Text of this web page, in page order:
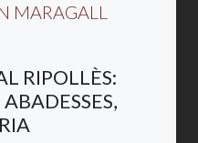
MARAGALL
RIPOLLÈS: